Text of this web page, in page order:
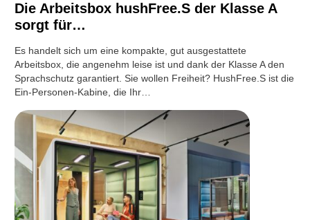
Die Arbeitsbox hushFree.S der Klasse A
sorgt für…
Es handelt sich um eine kompakte, gut ausgestattete
Arbeitsbox, die angenehm leise ist und dank der Klasse A den
Sprachschutz garantiert. Sie wollen Freiheit? HushFree.S ist die
Ein-Personen-Kabine, die Ihr…